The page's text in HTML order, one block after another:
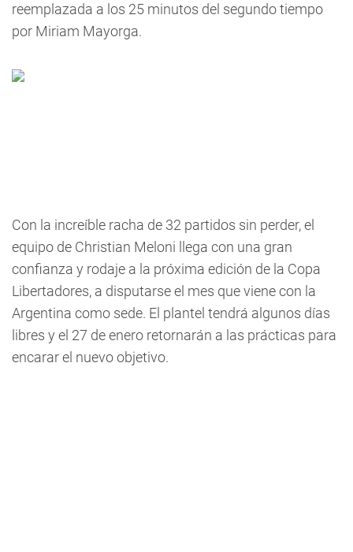
reemplazada a los 25 minutos del segundo tiempo
por Miriam Mayorga.
Con la increíble racha de 32 partidos sin perder, el
equipo de Christian Meloni llega con una gran
confianza y rodaje a la próxima edición de la Copa
Libertadores, a disputarse el mes que viene con la
Argentina como sede. El plantel tendrá algunos días
libres y el 27 de enero retornarán a las prácticas para
encarar el nuevo objetivo.